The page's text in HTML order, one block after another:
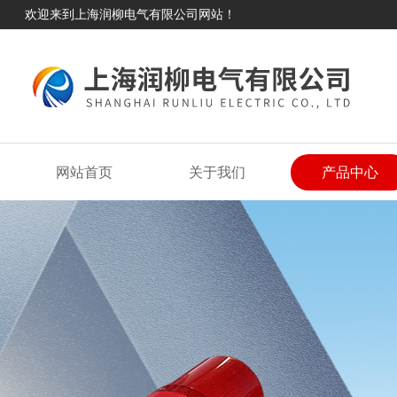
欢迎来到上海润柳电气有限公司网站！
网站首页 关于我们 产品中心